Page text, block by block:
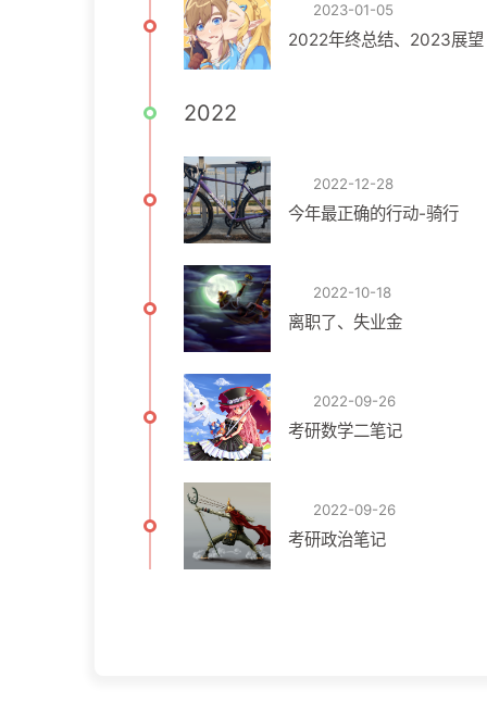
2023-01-05
2022年终总结、2023展望
2022
2022-12-28
今年最正确的行动-骑行
2022-10-18
离职了、失业金
2022-09-26
考研数学二笔记
2022-09-26
考研政治笔记